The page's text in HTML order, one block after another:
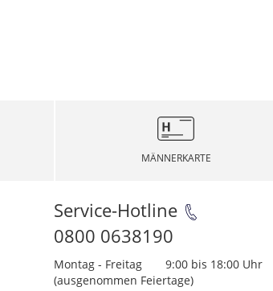
MÄNNERKARTE
Service-Hotline
0800 0638190
Montag - Freitag
9:00 bis 18:00 Uhr
(ausgenommen Feiertage)